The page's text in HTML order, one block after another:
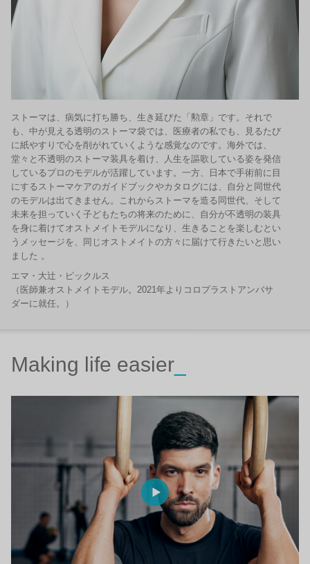
ストーマは、病気に打ち勝ち、生き延びた「勲章」です。それで
も、中が見える透明のストーマ袋では、医療者の私でも、見るたび
に紙やすりで心を削がれていくような感覚なのです。海外では、
堂々と不透明のストーマ装具を着け、人生を謳歌している姿を発信
しているプロのモデルが活躍しています。一方、日本で手術前に目
にするストーマケアのガイドブックやカタログには、自分と同世代
のモデルは出てきません。これからストーマを造る同世代、そして
未来を担っていく子どもたちの将来のために、自分が不透明の装具
を身に着けてオストメイトモデルになり、生きることを楽しむとい
うメッセージを、同じオストメイトの方々に届けて行きたいと思い
ました 。
エマ・大辻・ピックルス
（医師兼オストメイトモデル。2021年よりコロプラストアンバサ
ダーに就任。）
Making life easier